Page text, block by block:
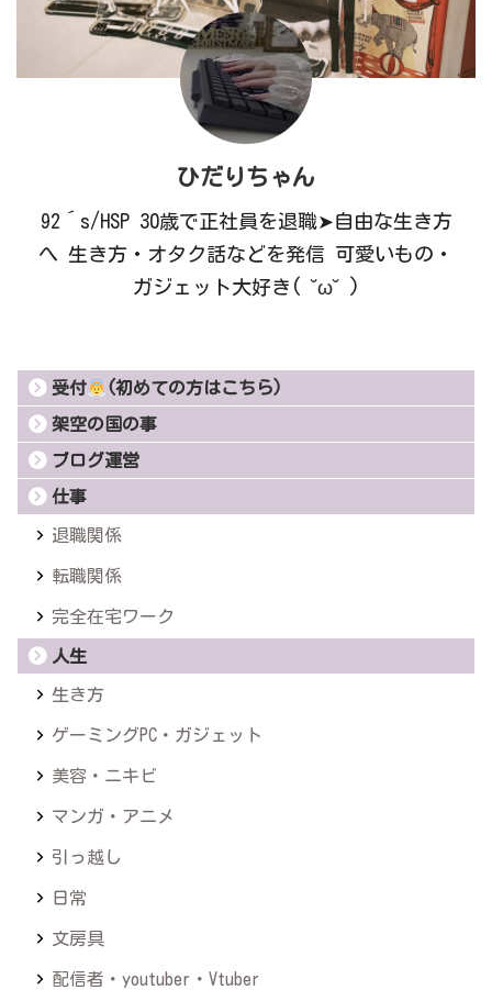
ひだりちゃん
92´s/HSP 30歳で正社員を退職➤自由な生き方
へ 生き方・オタク話などを発信 可愛いもの・
ガジェット大好き( ˘ω˘ )
受付 (初めての方はこちら)
架空の国の事
ブログ運営
仕事
退職関係
転職関係
完全在宅ワーク
人生
生き方
ゲーミングPC・ガジェット
美容・ニキビ
マンガ・アニメ
引っ越し
日常
文房具
配信者・youtuber・Vtuber